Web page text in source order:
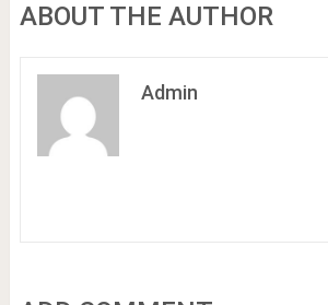
ABOUT THE AUTHOR
Admin